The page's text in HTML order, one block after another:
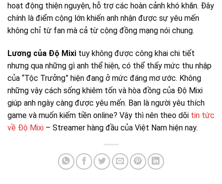
hoạt động thiện nguyện, hỗ trợ các hoàn cảnh khó khăn. Đây
chính là điểm cộng lớn khiến anh nhận được sự yêu mến
không chỉ từ fan mà cả từ cộng đồng mạng nói chung.
Lương của Độ Mixi tuy không được công khai chi tiết
nhưng qua những gì anh thể hiện, có thể thấy mức thu nhập
của “Tộc Trưởng” hiện đang ở mức đáng mơ ước. Không
những vậy cách sống khiêm tốn và hòa đồng của Độ Mixi
giúp anh ngày càng được yêu mến. Bạn là người yêu thích
game và muốn kiếm tiền online? Vậy thì nên theo dõi tin tức
về Độ Mixi – Streamer hàng đầu của Việt Nam hiện nay.